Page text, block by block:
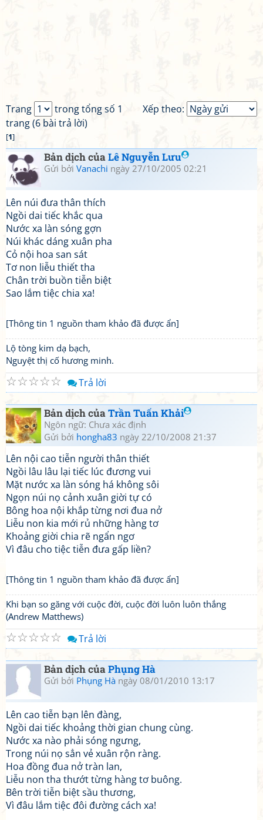
Xếp theo:
Trang
trong tổng số 1
trang (6 bài trả lời)
[1]
Bản dịch củaLê Nguyễn Lưu
Gửi bởi Vanachi ngày 27/10/2005 02:21
Lên núi đưa thân thích
Ngồi dai tiếc khắc qua
Nước xa làn sóng gợn
Núi khác dáng xuân pha
Cỏ nội hoa san sát
Tơ non liễu thiết tha
Chân trời buồn tiễn biệt
Sao lắm tiệc chia xa!
[Thông tin 1 nguồn tham khảo đã được ẩn]
Lộ tòng kim dạ bạch,
Nguyệt thị cố hương minh.
☆
☆
☆
☆
☆ Trả lời
Bản dịch củaTrần Tuấn Khải
Ngôn ngữ: Chưa xác định
Gửi bởi hongha83 ngày 22/10/2008 21:37
Lên nội cao tiễn người thân thiết
Ngồi lâu lâu lại tiếc lúc đương vui
Mặt nước xa làn sóng há không sôi
Ngọn núi nọ cảnh xuân giời tự có
Bông hoa nội khắp từng nơi đua nở
Liễu non kia mới rủ những hàng tơ
Khoảng giời chia rẽ ngẩn ngơ
Vì đâu cho tiệc tiễn đưa gấp liền?
[Thông tin 1 nguồn tham khảo đã được ẩn]
Khi bạn so găng với cuộc đời, cuộc đời luôn luôn thắng
(Andrew Matthews)
☆
☆
☆
☆
☆ Trả lời
Bản dịch củaPhụng Hà
Gửi bởi Phụng Hà ngày 08/01/2010 13:17
Lên cao tiễn bạn lên đàng,
Ngồi dai tiếc khoảng thời gian chung cùng.
Nước xa nào phải sóng ngưng,
Trong núi nọ sẳn vẻ xuân rộn ràng.
Hoa đồng đua nở tràn lan,
Liễu non tha thướt từng hàng tơ buông.
Bên trời tiễn biệt sầu thương,
Vì đâu lắm tiệc đôi đường cách xa!